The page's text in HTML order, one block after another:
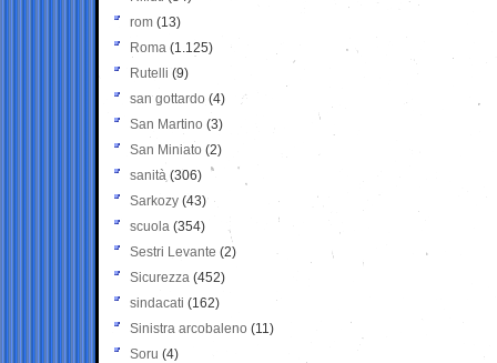
rom (13)
Roma (1.125)
Rutelli (9)
san gottardo (4)
San Martino (3)
San Miniato (2)
sanità (306)
Sarkozy (43)
scuola (354)
Sestri Levante (2)
Sicurezza (452)
sindacati (162)
Sinistra arcobaleno (11)
Soru (4)